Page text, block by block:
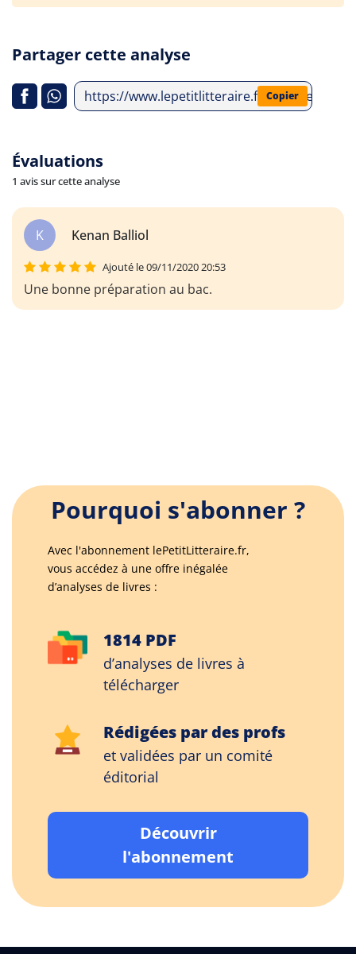
Partager cette analyse
https://www.lepetitlitteraire.fr/analyses-
Copier
Évaluations
1 avis sur cette analyse
K Kenan Balliol
Ajouté le 09/11/2020 20:53
Une bonne préparation au bac.
Pourquoi s'abonner ?
Avec l'abonnement lePetitLitteraire.fr,
vous accédez à une offre inégalée
d’analyses de livres :
1814 PDF
d’analyses de livres à
télécharger
Rédigées par des profs
et validées par un comité
éditorial
Découvrir
l'abonnement